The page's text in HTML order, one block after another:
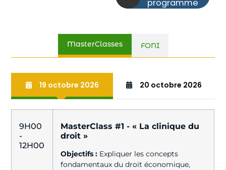
programme
MasterClasses FONI
19 octobre 2026 20 octobre 2026
9H00
-
12H00
MasterClass #1 - « La clinique du
droit »
Objectifs : Expliquer les concepts
fondamentaux du droit économique,